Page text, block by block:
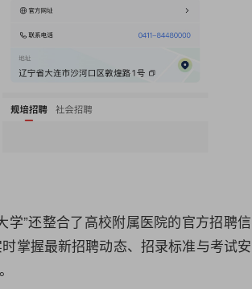
学”还整合了高校附属医院的官方招聘信
掌握最新招聘动态、招录标准与考试安